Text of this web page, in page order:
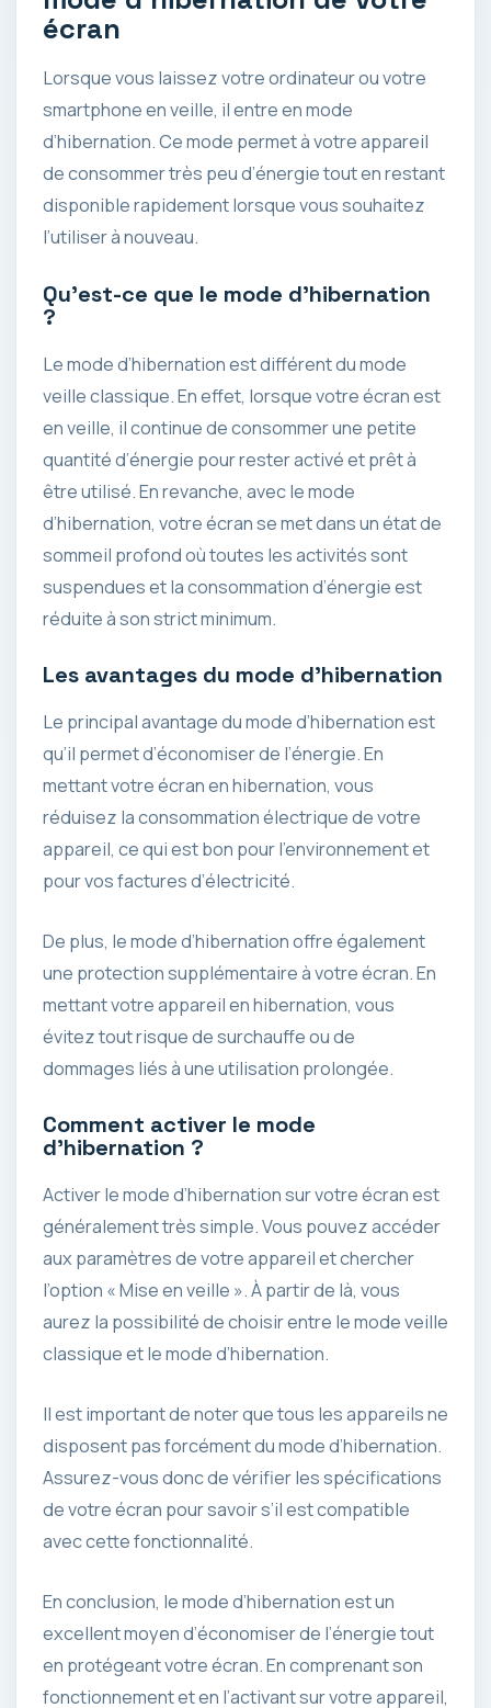
écran
Lorsque vous laissez votre ordinateur ou votre
smartphone en veille, il entre en mode
d’hibernation. Ce mode permet à votre appareil
de consommer très peu d’énergie tout en restant
disponible rapidement lorsque vous souhaitez
l’utiliser à nouveau.
Qu’est-ce que le mode d’hibernation
?
Le mode d’hibernation est différent du mode
veille classique. En effet, lorsque votre écran est
en veille, il continue de consommer une petite
quantité d’énergie pour rester activé et prêt à
être utilisé. En revanche, avec le mode
d’hibernation, votre écran se met dans un état de
sommeil profond où toutes les activités sont
suspendues et la consommation d’énergie est
réduite à son strict minimum.
Les avantages du mode d’hibernation
Le principal avantage du mode d’hibernation est
qu’il permet d’économiser de l’énergie. En
mettant votre écran en hibernation, vous
réduisez la consommation électrique de votre
appareil, ce qui est bon pour l’environnement et
pour vos factures d’électricité.
De plus, le mode d’hibernation offre également
une protection supplémentaire à votre écran. En
mettant votre appareil en hibernation, vous
évitez tout risque de surchauffe ou de
dommages liés à une utilisation prolongée.
Comment activer le mode
d’hibernation ?
Activer le mode d’hibernation sur votre écran est
généralement très simple. Vous pouvez accéder
aux paramètres de votre appareil et chercher
l’option « Mise en veille ». À partir de là, vous
aurez la possibilité de choisir entre le mode veille
classique et le mode d’hibernation.
Il est important de noter que tous les appareils ne
disposent pas forcément du mode d’hibernation.
Assurez-vous donc de vérifier les spécifications
de votre écran pour savoir s’il est compatible
avec cette fonctionnalité.
En conclusion, le mode d’hibernation est un
excellent moyen d’économiser de l’énergie tout
en protégeant votre écran. En comprenant son
fonctionnement et en l’activant sur votre appareil,